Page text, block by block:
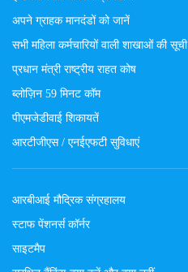
अपने ग्राहक मानदंडों को जानें
सभी महिला कर्मचारियों वाली शाखाओं की सूची
प्रधान मंत्री राष्ट्रीय राहत कोष
ब्लोज़िन 59 मिनट कॉम
पीएमजेडीवाई शिकायतें
आरटीजीएस / एनईएफटी सुविधाएं
आरबीआई मौद्रिक संग्रहालय
स्टाफ पेंशनर्स कॉर्नर
साइटमैप